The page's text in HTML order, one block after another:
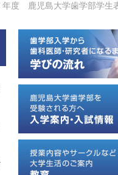
年度 鹿児島大学歯学部学